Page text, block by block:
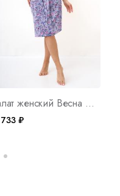
Халат женский Весна Ф Арт. 10336
733 ₽